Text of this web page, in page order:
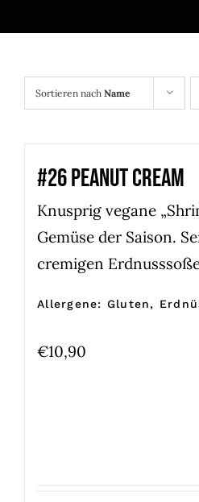
Sortieren nach Name
#26 PEANUT CREAM
Knusprig vegane
Gemüse der Saison.
cremigen
Allergene: Gluten,
€10,90